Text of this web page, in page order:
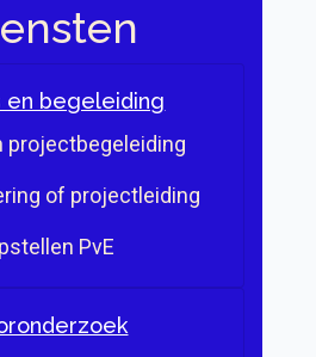
en begeleiding
projectbegeleiding
of projectleiding
PvE